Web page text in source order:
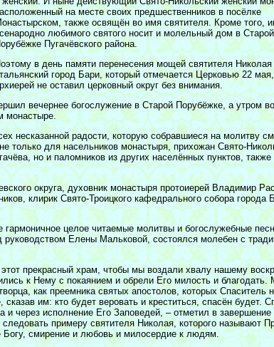
на месте своих предшественников в посёлке
также освящён во имя святителя. Кроме того,
любимого святого носит и молельный дом в Старой
Пугачёвского района.
в день памяти перенесения мощей святителя Николая
город Бари, который отмечается Церковью 22
не оставил церковный округ без внимания.
вечернее богослужение в Старой Порубёжке, а утром
монастыре.
несказанной радости, которую собравшиеся на молитву
для насельников монастыря, прихожан Свято-
но и паломников из других населённых пунктов, также
округа, духовник монастыря протоиерей Владимир
клирик Свято-Троицкого кафедрального собора города
целое читаемые молитвы и богослужебные
руководством Елены Мальковой, состоялся молебен с
прекрасный храм, чтобы мы воздали хвалу нашему
к Нему с покаянием и обрели Его милость и благодать.
как преемника святых апостолов, которых Спаситель
им: кто будет веровать и креститься, спасён будет.
через исполнение Его Заповедей, – отметил в завершение
примеру святителя Николая, которого называют
Богу, смирение и любовь и милосердие к людям.